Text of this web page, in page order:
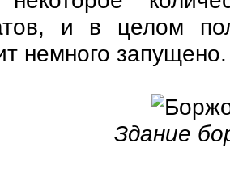
и в целом
немного запущено.
Здание